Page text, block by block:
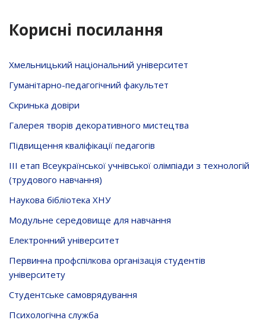
Корисні посилання
Хмельницький національний університет
Гуманітарно-педагогічний факультет
Скринька довiри
Галерея творів декоративного мистецтва
Підвищення кваліфікації педагогів
ІІІ етап Всеукраїнської учнівської олімпіади з технологій
(трудового навчання)
Наукова бібліотека ХНУ
Модульне середовище для навчання
Електронний університет
Первинна профспілкова організація студентів
університету
Студентське самоврядування
Психологічна служба